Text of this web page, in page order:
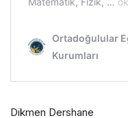
Dikmen Dershane